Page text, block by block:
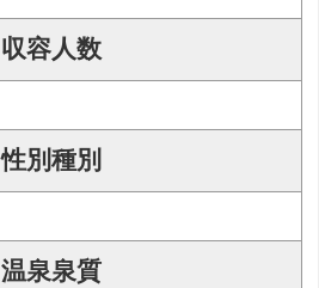
収容人数
性別種別
温泉泉質